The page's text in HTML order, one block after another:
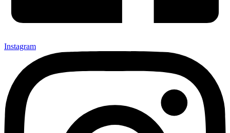
Instagram